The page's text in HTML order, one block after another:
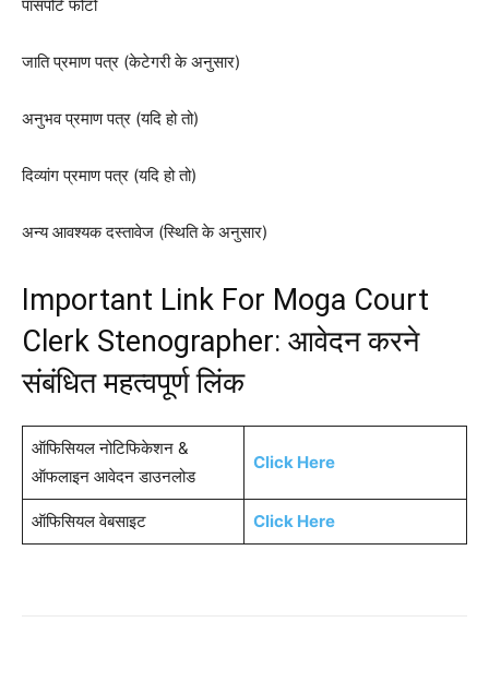
पासपोर्ट फोटो
जाति प्रमाण पत्र (केटेगरी के अनुसार)
अनुभव प्रमाण पत्र (यदि हो तो)
दिव्यांग प्रमाण पत्र (यदि हो तो)
अन्य आवश्यक दस्तावेज (स्थिति के अनुसार)
Important Link For Moga Court
Clerk Stenographer: आवेदन करने
संबंधित महत्वपूर्ण लिंक
ऑफिसियल नोटिफिकेशन &
ऑफलाइन आवेदन डाउनलोड
Click Here
ऑफिसियल वेबसाइट Click Here